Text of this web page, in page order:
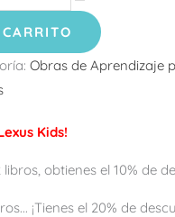
Obras de Aprendizaje
Kids!
obtienes el 10% de
¡Tienes el 20% de